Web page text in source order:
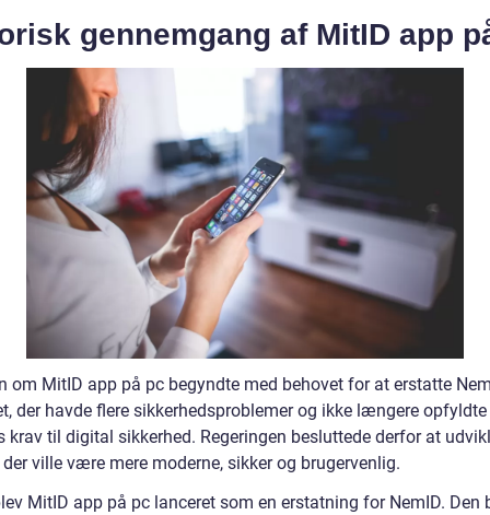
gennemgang af MitID app
om MitID app på pc begyndte med behovet for at erstatte
der havde flere sikkerhedsproblemer og ikke længere opfyldte
krav til digital sikkerhed. Regeringen besluttede derfor at
ville være mere moderne, sikker og brugervenlig.
MitID app på pc lanceret som en erstatning for NemID. Den